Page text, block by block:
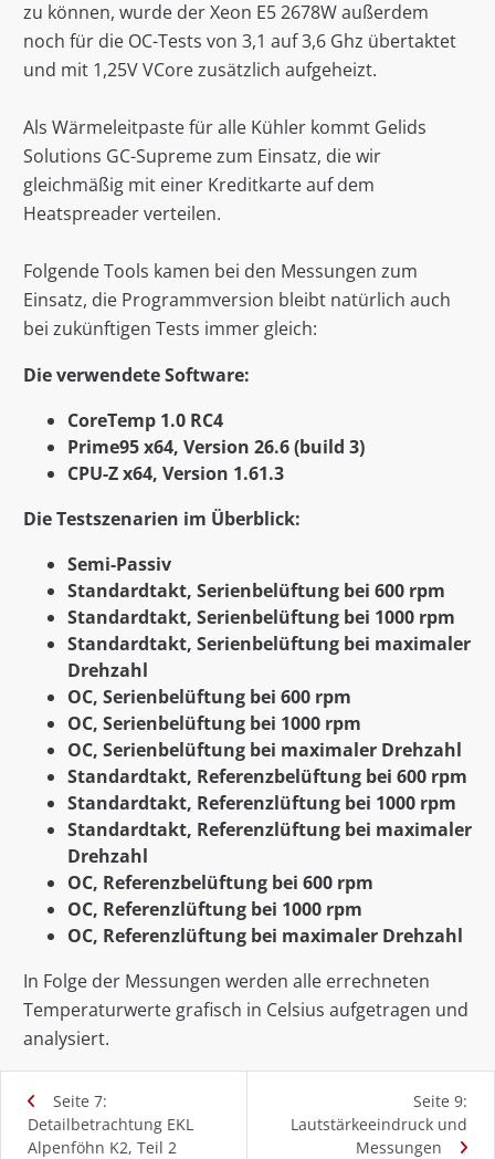
zu können, wurde der Xeon E5 2678W außerdem
noch für die OC-Tests von 3,1 auf 3,6 Ghz übertaktet
und mit 1,25V VCore zusätzlich aufgeheizt.
Als Wärmeleitpaste für alle Kühler kommt Gelids
Solutions GC-Supreme zum Einsatz, die wir
gleichmäßig mit einer Kreditkarte auf dem
Heatspreader verteilen.
Folgende Tools kamen bei den Messungen zum
Einsatz, die Programmversion bleibt natürlich auch
bei zukünftigen Tests immer gleich:
Die verwendete Software:
CoreTemp 1.0 RC4
Prime95 x64, Version 26.6 (build 3)
CPU-Z x64, Version 1.61.3
Die Testszenarien im Überblick:
Semi-Passiv
Standardtakt, Serienbelüftung bei 600 rpm
Standardtakt, Serienbelüftung bei 1000 rpm
Standardtakt, Serienbelüftung bei maximaler
Drehzahl
OC, Serienbelüftung bei 600 rpm
OC, Serienbelüftung bei 1000 rpm
OC, Serienbelüftung bei maximaler Drehzahl
Standardtakt, Referenzbelüftung bei 600 rpm
Standardtakt, Referenzlüftung bei 1000 rpm
Standardtakt, Referenzlüftung bei maximaler
Drehzahl
OC, Referenzbelüftung bei 600 rpm
OC, Referenzlüftung bei 1000 rpm
OC, Referenzlüftung bei maximaler Drehzahl
In Folge der Messungen werden alle errechneten
Temperaturwerte grafisch in Celsius aufgetragen und
analysiert.
Seite 7:
Detailbetrachtung EKL
Alpenföhn K2, Teil 2
Seite 9:
Lautstärkeeindruck und
Messungen